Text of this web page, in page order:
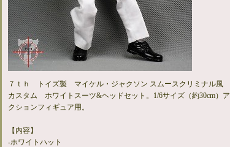
７ｔｈ トイズ製 マイケル・ジャクソン スムースクリミナル風
カスタム ホワイトスーツ&ヘッドセット。1/6サイズ（約30cm）ア
クションフィギュア用。
【内容】
-ホワイトハット